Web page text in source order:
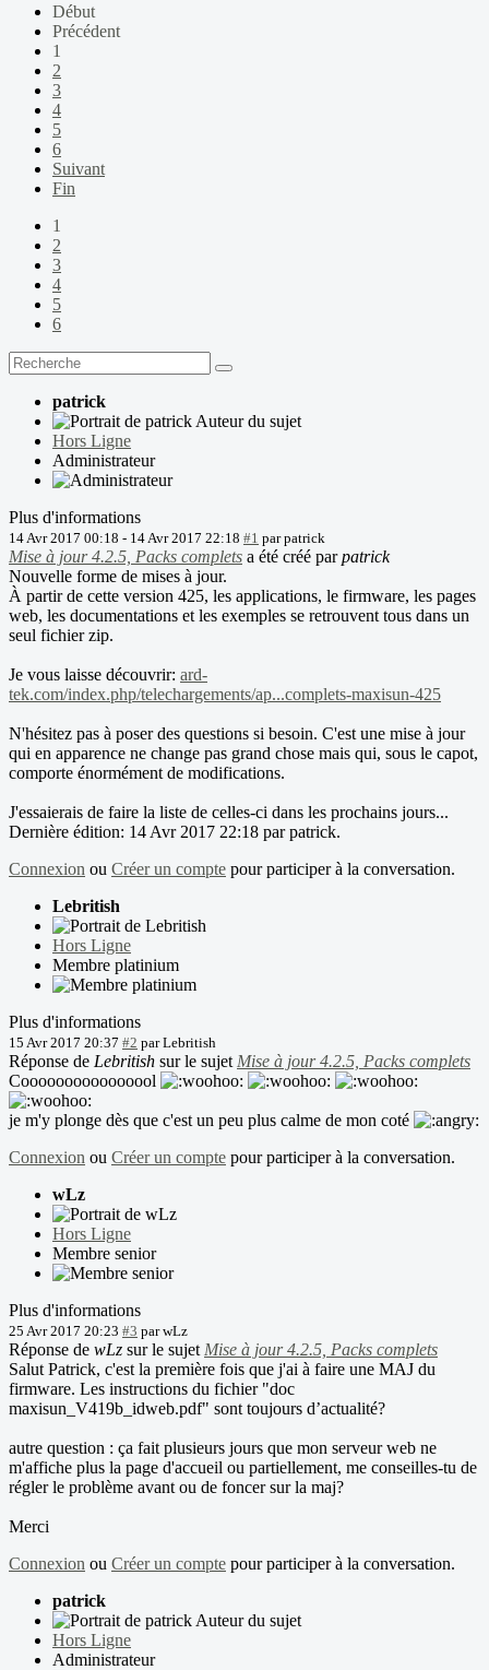
Début
Précédent
1
2
3
4
5
6
Suivant
Fin
1
2
3
4
5
6
patrick
Auteur du sujet
Hors Ligne
Administrateur
Plus d'informations
14 Avr 2017 00:18 - 14 Avr 2017 22:18 #1 parpatrick
Mise à jour 4.2.5, Packs complets a été créé parpatrick
Nouvelle forme de mises à jour.
À partir de cette version 425, les applications, le firmware, les pages
web, les documentations et les exemples se retrouvent tous dans un
seul fichier zip.
Je vous laisse découvrir: ard-
tek.com/index.php/telechargements/ap...complets-maxisun-425
N'hésitez pas à poser des questions si besoin. C'est une mise à jour
qui en apparence ne change pas grand chose mais qui, sous le capot,
comporte énormément de modifications.
J'essaierais de faire la liste de celles-ci dans les prochains jours...
Dernière édition: 14 Avr 2017 22:18 parpatrick.
Connexion ou Créer un compte pour participer à la conversation.
Lebritish
Hors Ligne
Membre platinium
Plus d'informations
15 Avr 2017 20:37 #2 parLebritish
Réponse de Lebritish sur le sujet Mise à jour 4.2.5, Packs complets
Coooooooooooooool
je m'y plonge dès que c'est un peu plus calme de mon coté
Connexion ou Créer un compte pour participer à la conversation.
wLz
Hors Ligne
Membre senior
Plus d'informations
25 Avr 2017 20:23 #3 parwLz
Réponse de wLz sur le sujet Mise à jour 4.2.5, Packs complets
Salut Patrick, c'est la première fois que j'ai à faire une MAJ du
firmware. Les instructions du fichier "doc
maxisun_V419b_idweb.pdf" sont toujours d’actualité?
autre question : ça fait plusieurs jours que mon serveur web ne
m'affiche plus la page d'accueil ou partiellement, me conseilles-tu de
régler le problème avant ou de foncer sur la maj?
Merci
Connexion ou Créer un compte pour participer à la conversation.
patrick
Auteur du sujet
Hors Ligne
Administrateur